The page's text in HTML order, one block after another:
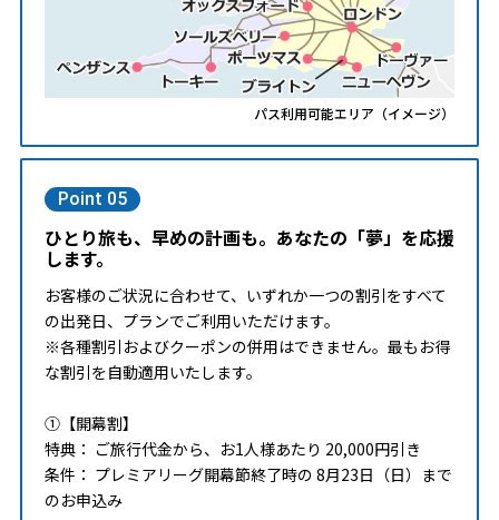
パス利用可能エリア（イメージ）
Point 05
ひとり旅も、早めの計画も。あなたの「夢」を応援
します。
お客様のご状況に合わせて、いずれか一つの割引をすべて
の出発日、プランでご利用いただけます。
※各種割引およびクーポンの併用はできません。最もお得
な割引を自動適用いたします。
①【開幕割】
特典： ご旅行代金から、お1人様あたり 20,000円引き
条件： プレミアリーグ開幕節終了時の 8月23日（日）まで
のお申込み